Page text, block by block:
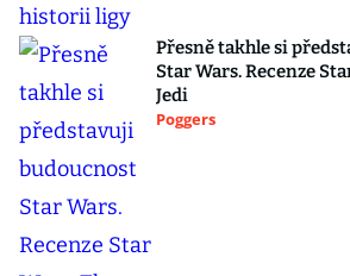
Přesně takhle si
Star Wars. Recenze
Jedi
Poggers